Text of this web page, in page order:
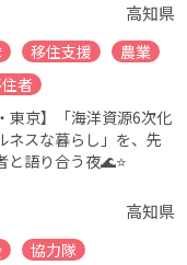
高知県
移住支援
農業
者
東京】「海洋資源6次化
ネスな暮らし」を、先
と語り合う夜🌊⭐
高知県
協力隊